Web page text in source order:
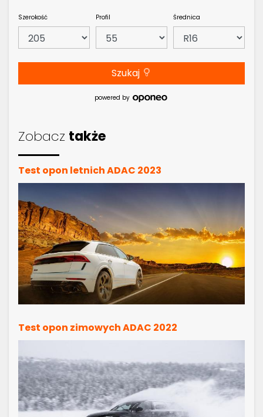
Szerokość Profil Średnica
Szukaj
powered by
Zobacz także
Test opon letnich ADAC 2023
Test opon zimowych ADAC 2022